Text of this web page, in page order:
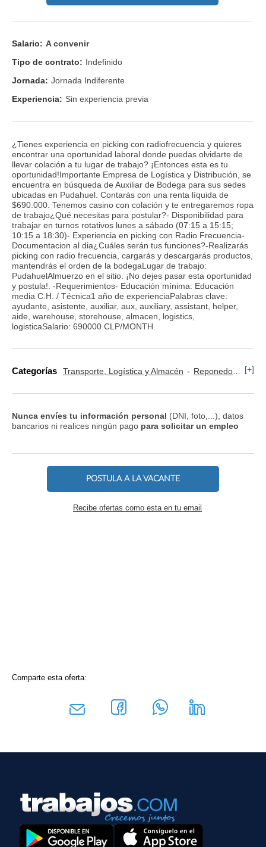
Salario: A convenir
Tipo de contrato: Indefinido
Jornada: Jornada Indiferente
Experiencia: Sin experiencia previa
¿Tienes experiencia en picking con radiofrecuencia y quieres
encontrar una oportunidad laboral donde puedas olvidarte de
llevar colación a tu lugar de trabajo? ¡Entonces esta es tu
oportunidad!Importante Empresa de Logística y Distribución, se
encuentra en búsqueda de Auxiliar de Bodega para sus sedes
ubicadas en Pudahuel. Contarás con una renta líquida de
$690.000. Tenemos casino con colación y te entregaremos ropa
de trabajo¿Qué necesitas para postular?- Disponibilidad para
trabajar en turnos rotativos lunes a sábado (07:15 a 15:15;
10:15 a 18:30)- Experiencia en picking con Radio Frecuencia-
Documentacion al dia¿Cuáles serán tus funciones?-Realizarás
picking con radio frecuencia, cargarás y descargarás productos,
mantendrás el orden de la bodegaLugar de trabajo:
PudahuelAlmuerzo en el sitio. ¡No dejes pasar esta oportunidad
y postula!. -Requerimientos- Educación mínima: Educación
media C.H. / Técnica1 año de experienciaPalabras clave:
ayudante, asistente, auxiliar, aux, auxiliary, assistant, helper,
aide, warehouse, storehouse, almacen, logistics,
logisticaSalario: 690000 CLP/MONTH.
Categorías Transporte, Logística y Almacén Reponedor y Cajero [+]
Nunca envíes tu información personal (DNI, foto,...), datos
bancarios ni realices ningún pago para solicitar un empleo
POSTULA A LA VACANTE
Recibe ofertas como esta en tu email
Comparte esta oferta: